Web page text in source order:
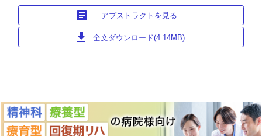
article アブストラクトを見る
download 全文ダウンロード(4.14MB)